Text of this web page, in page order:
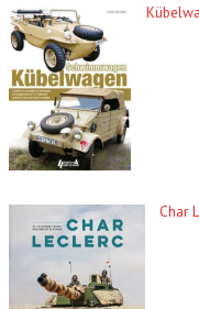
Char